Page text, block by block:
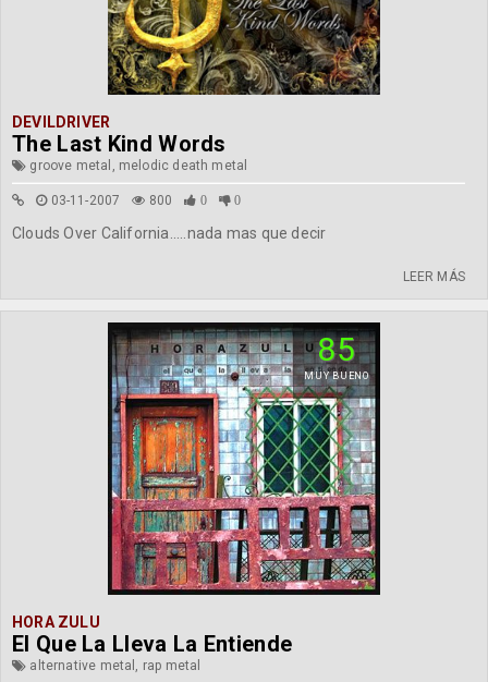
DEVILDRIVER
The Last Kind Words
groove metal, melodic death metal
03-11-2007 800 0 0
Clouds Over California.....nada mas que decir
LEER MÁS
85
MUY BUENO
HORA ZULU
El Que La Lleva La Entiende
alternative metal, rap metal